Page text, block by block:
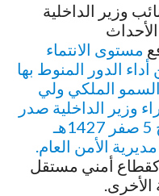
وزير الداخلية
مستوى الانتماء
الدور المنوط بها
الملكي ولي
وزير الداخلية صدر
الأمر الداخلي رقم 721 وتاريخ 5 صفر 1427هـ
الأمن العام.
كقطاع أمني مستقل
الأخرى.